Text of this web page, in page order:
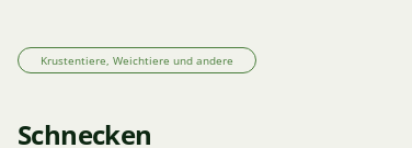
Krustentiere, Weichtiere und andere
Schnecken